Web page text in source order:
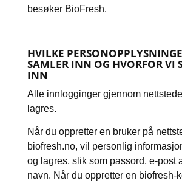
besøker BioFresh.
HVILKE
SAMLER INN OG HVORFOR VI
INN
Alle innlogginger gjennom
lagres.
Når du oppretter en bruker på
biofresh.no, vil personlig
og lagres, slik som passord, e-post
navn. Når du oppretter en biofresh-